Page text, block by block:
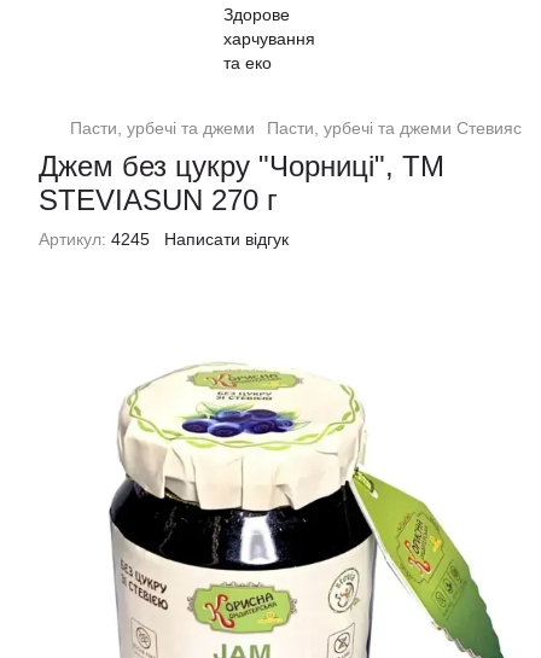
Пасти, урбечі та джеми Пасти, урбечі та джеми Стевиясан
Джем без цукру "Чорниці", ТМ
STEVIASUN 270 г
Артикул: 4245 Написати відгук